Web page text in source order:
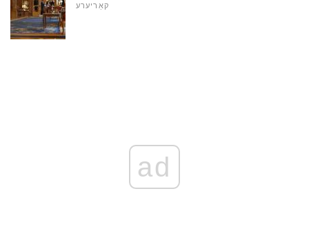
קאַריערע
ad